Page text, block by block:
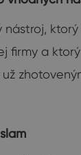
nástroj,
firmy a